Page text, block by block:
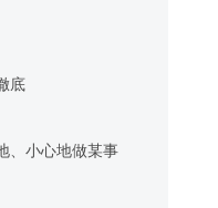
底
、小心地做某事